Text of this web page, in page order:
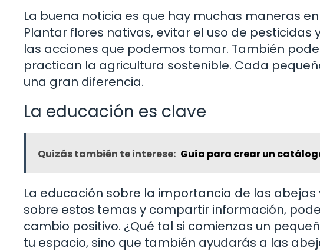
La buena noticia es que hay muchas maneras
Plantar flores nativas, evitar el uso de
las acciones que podemos tomar. También
practican la agricultura sostenible. Cada
una gran diferencia.
La educación es clave
Quizás también te interese: Guía para crear un
La educación sobre la importancia de las abejas
sobre estos temas y compartir información,
cambio positivo. ¿Qué tal si comienzas un
tu espacio, sino que también ayudarás a las